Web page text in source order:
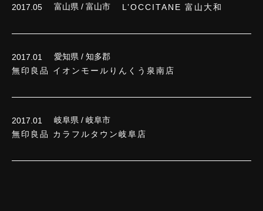
2017.05 富山県 / 富山市 L’OCCITANE 富山大和
2017.01
愛知県 / 知多郡
無印良品 イオンモールりんくう泉南店
2017.01
岐阜県 / 岐阜市
無印良品 カラフルタウン岐阜店